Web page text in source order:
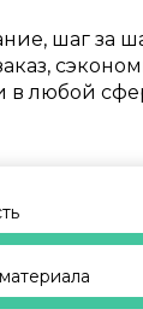
шаг за
в любой